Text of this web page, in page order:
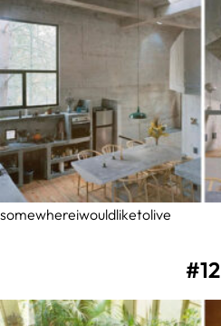
somewhereiwouldliketolive
#12